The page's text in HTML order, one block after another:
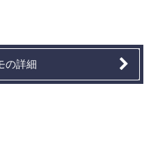
の詳細